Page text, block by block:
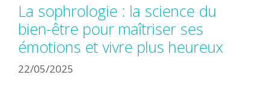
La sophrologie : la science du
bien-être pour maîtriser ses
émotions et vivre plus heureux
22/05/2025